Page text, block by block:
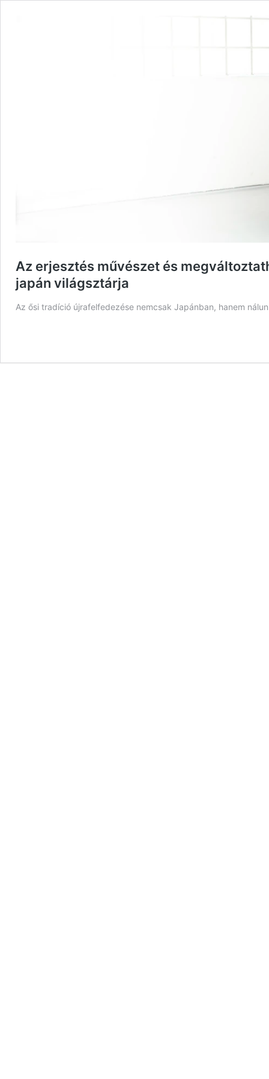
Az erjesztés művészet és
japán világsztárja
Az ősi tradíció újrafelfedezése nemcsak Japánban, hanem